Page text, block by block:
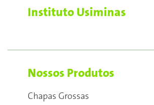
Instituto Usiminas
Nossos Produtos
Chapas Grossas